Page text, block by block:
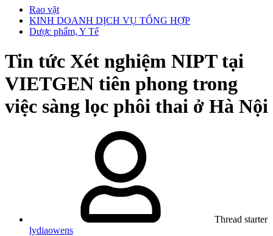
Rao vặt
KINH DOANH DỊCH VỤ TỔNG HỢP
Dược phẩm, Y Tế
Tin tức Xét nghiệm NIPT tại
VIETGEN tiên phong trong
việc sàng lọc phôi thai ở Hà Nội
Thread starter
lydiaowens